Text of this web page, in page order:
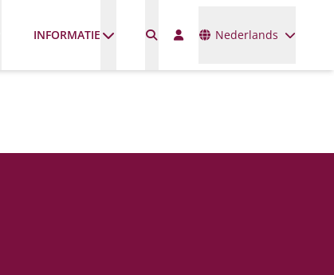
INFORMATIE Nederlands